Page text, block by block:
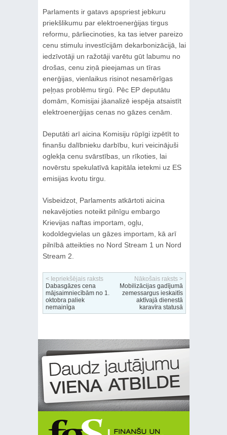
Parlaments ir gatavs apspriest jebkuru
priekšlikumu par elektroenerģijas tirgus
reformu, pārliecinoties, ka tas ietver pareizo
cenu stimulu investīcijām dekarbonizācijā, lai
iedzīvotāji un ražotāji varētu gūt labumu no
drošas, cenu ziņā pieejamas un tīras
enerģijas, vienlaikus risinot nesamērīgas
peļņas problēmu tirgū. Pēc EP deputātu
domām, Komisijai jāanalizē iespēja atsaistīt
elektroenerģijas cenas no gāzes cenām.
Deputāti arī aicina Komisiju rūpīgi izpētīt to
finanšu dalībnieku darbību, kuri veicinājuši
oglekļa cenu svārstības, un rīkoties, lai
novērstu spekulatīvā kapitāla ietekmi uz ES
emisijas kvotu tirgu.
Visbeidzot, Parlaments atkārtoti aicina
nekavējoties noteikt pilnīgu embargo
Krievijas naftas importam, ogļu,
kodoldegvielas un gāzes importam, kā arī
pilnībā atteikties no Nord Stream 1 un Nord
Stream 2.
< Iepriekšējais raksts
Dabasgāzes cena
mājsaimniecībām no 1.
oktobra paliek
nemainīga
Nākošais raksts >
Mobilizācijas gadījumā
zemessargus ieskaitīs
aktīvajā dienestā
karavīra statusā